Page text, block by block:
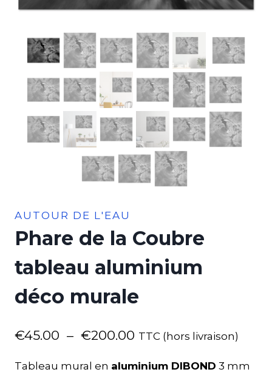
AUTOUR DE L'EAU
Phare de la Coubre
tableau aluminium
déco murale
€45.00 – €200.00 TTC (hors livraison)
Tableau mural en aluminium DIBOND 3 mm